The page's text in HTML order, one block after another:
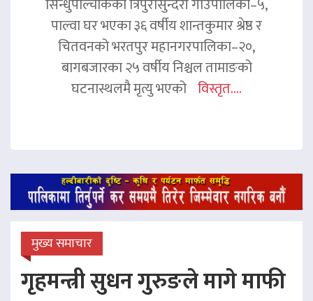
पाल्वा घर भएका ३६ वर्षीय शान्तकुमार श्रेष्ठ र
चितवनको भरतपुर महानगरपालिका–२०,
बागबजारका २५ वर्षीय निश्चल तामाङको
घटनास्थलमै मृत्यु भएको विस्तृत....
मुख्य समाचार
गृहमन्त्री सुधन गुरुङले मागे माफी